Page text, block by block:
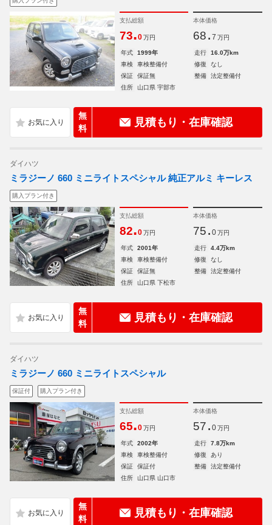
支払総額
73.0 万円
本体価格
68. 7 万円
年式 1999年 走行
16.0万km
車検
車検整備付 修復
なし
保証
保証無 整備
法定整備付
住所
山口県 宇部市
無
料
見積もり・在庫確認
ダイハツ
ミラジーノ 660 ミニライトスペシャル 純正アルミ キーレス
購入プラン付き
支払総額
82.0 万円
本体価格
75. 0 万円
年式 2001年 走行
4.4万km
車検
車検整備付 修復
なし
保証
保証無 整備
法定整備付
住所
山口県 下松市
無
料
見積もり・在庫確認
ダイハツ
ミラジーノ 660 ミニライトスペシャル
保証付 購入プラン付き
支払総額
65.0 万円
本体価格
57. 0 万円
年式 2002年 走行
7.8万km
車検
車検整備付 修復
あり
保証
保証付 整備
法定整備付
住所
山口県 山口市
無
料
見積もり・在庫確認